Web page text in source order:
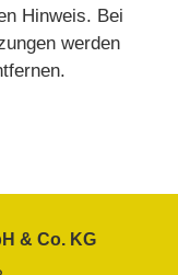
Hinweis. Bei
werden
& Co. KG